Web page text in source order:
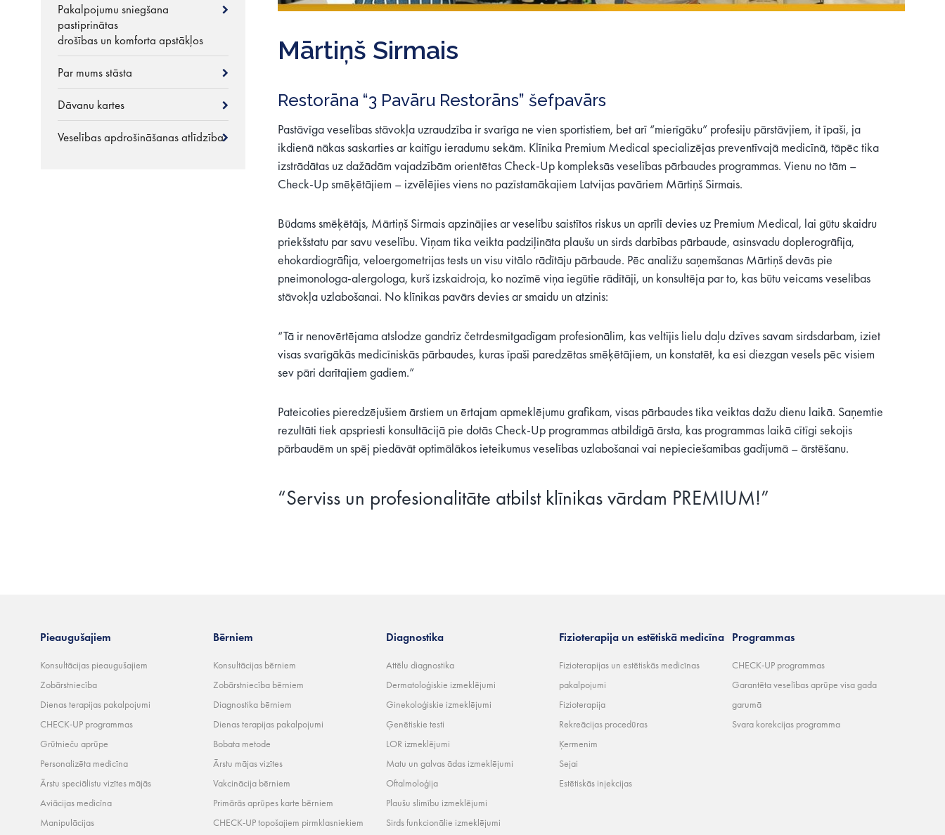
Pakalpojumu sniegšana
pastiprinātas
drošības un komforta apstākļos
Par mums stāsta
Dāvanu kartes
Veselības apdrošināšanas atlīdzība
Mārtiņš Sirmais
Restorāna “3 Pavāru Restorāns” šefpavārs
Pastāvīga veselības stāvokļa uzraudzība ir svarīga ne vien sportistiem, bet arī “mierīgāku” profesiju pārstāvjiem, it īpaši, ja
ikdienā nākas saskarties ar kaitīgu ieradumu sekām. Klīnika Premium Medical specializējas preventīvajā medicīnā, tāpēc tika
izstrādātas uz dažādām vajadzībām orientētas Check-Up kompleksās veselības pārbaudes programmas. Vienu no tām –
Check-Up smēķētājiem – izvēlējies viens no pazīstamākajiem Latvijas pavāriem Mārtiņš Sirmais.
Būdams smēķētājs, Mārtiņš Sirmais apzinājies ar veselību saistītos riskus un aprīlī devies uz Premium Medical, lai gūtu skaidru
priekšstatu par savu veselību. Viņam tika veikta padziļināta plaušu un sirds darbības pārbaude, asinsvadu doplerogrāfija,
ehokardiogrāfija, veloergometrijas tests un visu vitālo rādītāju pārbaude. Pēc analīžu saņemšanas Mārtiņš devās pie
pneimonologa-alergologa, kurš izskaidroja, ko nozīmē viņa iegūtie rādītāji, un konsultēja par to, kas būtu veicams veselības
stāvokļa uzlabošanai. No klīnikas pavārs devies ar smaidu un atzinis:
“Tā ir nenovērtējama atslodze gandrīz četrdesmitgadīgam profesionālim, kas veltījis lielu daļu dzīves savam sirdsdarbam, iziet
visas svarīgākās medicīniskās pārbaudes, kuras īpaši paredzētas smēķētājiem, un konstatēt, ka esi diezgan vesels pēc visiem
sev pāri darītajiem gadiem.”
Pateicoties pieredzējušiem ārstiem un ērtajam apmeklējumu grafikam, visas pārbaudes tika veiktas dažu dienu laikā. Saņemtie
rezultāti tiek apspriesti konsultācijā pie dotās Check-Up programmas atbildīgā ārsta, kas programmas laikā cītīgi sekojis
pārbaudēm un spēj piedāvāt optimālākos ieteikumus veselības uzlabošanai vai nepieciešamības gadījumā – ārstēšanu.
“Serviss un profesionalitāte atbilst klīnikas vārdam PREMIUM!”
Pieaugušajiem
Konsultācijas pieaugušajiem
Zobārstniecība
Dienas terapijas pakalpojumi
CHECK-UP programmas
Grūtnieču aprūpe
Personalizēta medicīna
Ārstu speciālistu vizītes mājās
Aviācijas medicīna
Manipulācijas
Bērniem
Konsultācijas bērniem
Zobārstniecība bērniem
Diagnostika bērniem
Dienas terapijas pakalpojumi
Bobata metode
Ārstu mājas vizītes
Vakcinācija bērniem
Primārās aprūpes karte bērniem
CHECK-UP topošajiem pirmklasniekiem
Diagnostika
Attēlu diagnostika
Dermatoloģiskie izmeklējumi
Ginekoloģiskie izmeklējumi
Ģenētiskie testi
LOR izmeklējumi
Matu un galvas ādas izmeklējumi
Oftalmoloģija
Plaušu slimību izmeklējumi
Sirds funkcionālie izmeklējumi
Fizioterapija un estētiskā medicīna
Fizioterapijas un estētiskās medicīnas
pakalpojumi
Fizioterapija
Rekreācijas procedūras
Ķermenim
Sejai
Estētiskās injekcijas
Programmas
CHECK-UP programmas
Garantēta veselības aprūpe visa gada
garumā
Svara korekcijas programma